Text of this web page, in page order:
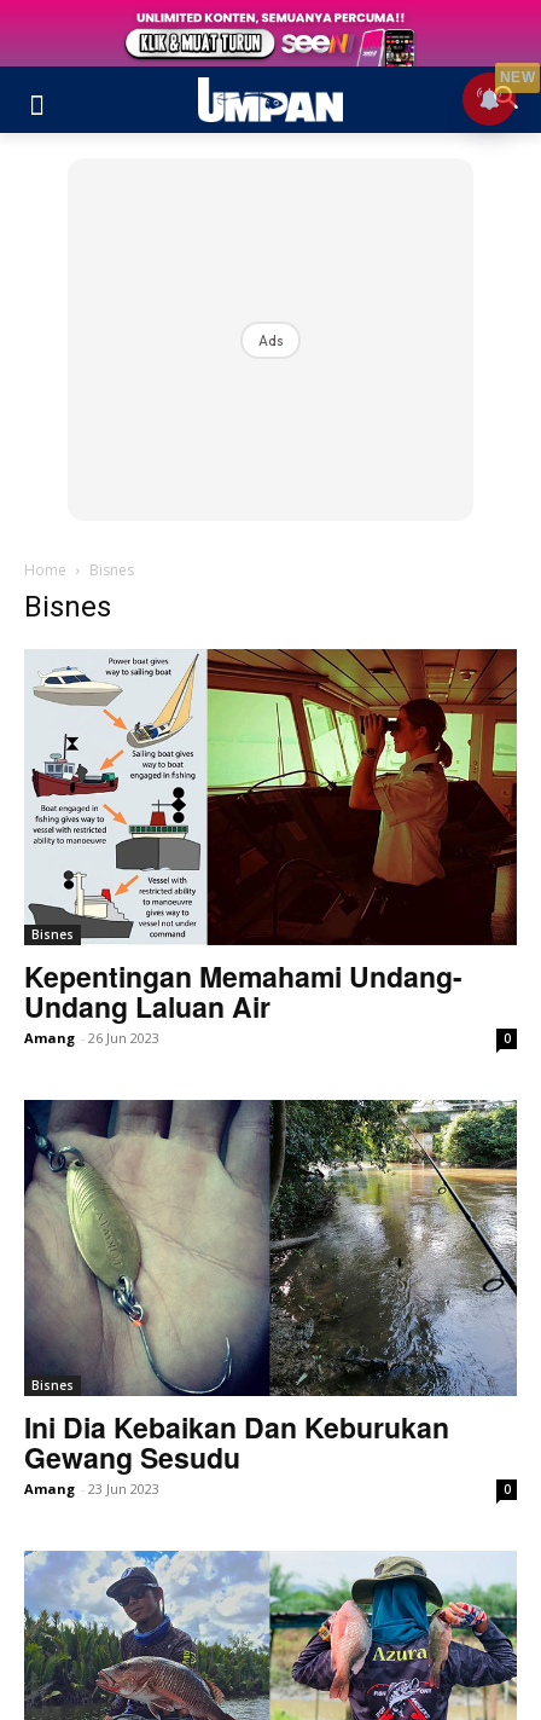
Ads
Home Bisnes
Bisnes
Bisnes
Kepentingan Memahami Undang-
Undang Laluan Air
Amang - 26 Jun 2023 0
Bisnes
Ini Dia Kebaikan Dan Keburukan
Gewang Sesudu
Amang - 23 Jun 2023 0
NEW